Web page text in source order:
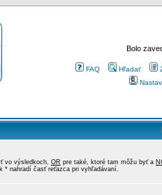
Bolo
FAQ Hľadať
vo výsledkoch, OR pre také, ktoré tam môžu byť a
* nahradí časť reťazca pri vyhľadávaní.